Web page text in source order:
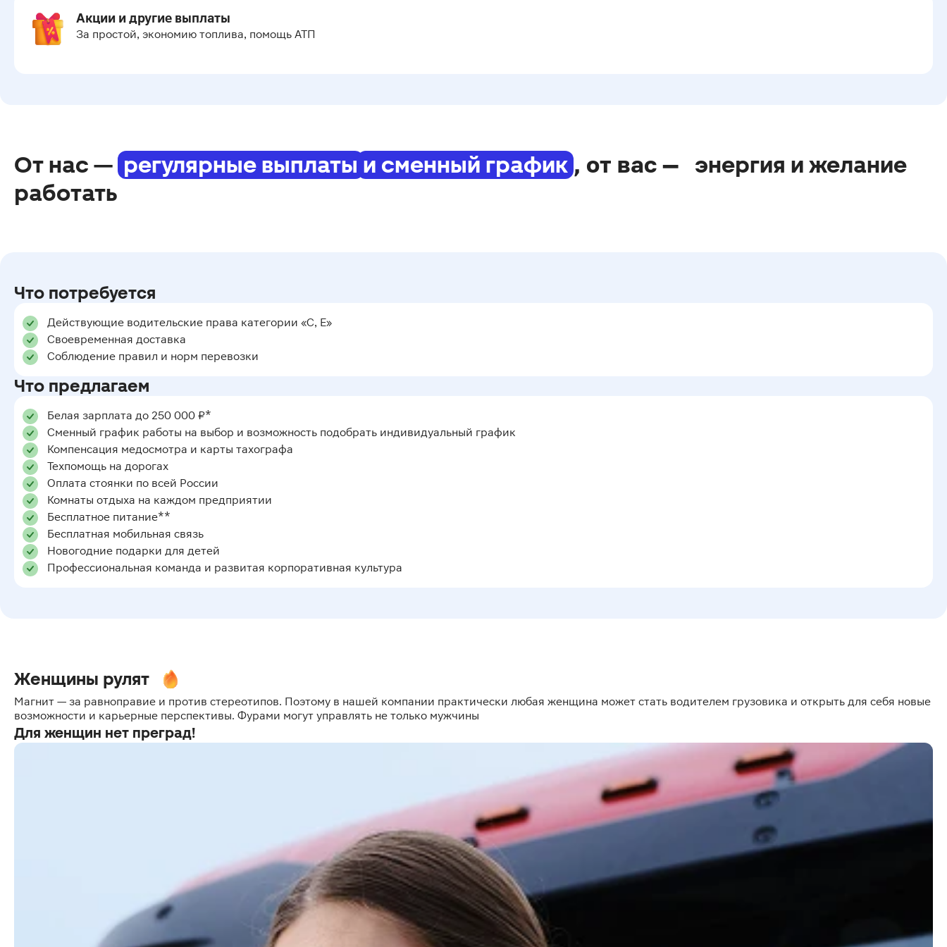
Акции и другие выплаты
За простой, экономию топлива, помощь АТП
От нас — регулярные выплаты и сменный график , от вас —
энергия и желание
работать
Что потребуется
Действующие водительские права категории «С, Е»
Своевременная доставка
Соблюдение правил и норм перевозки
Что предлагаем
Белая зарплата до 250 000 ₽*
Сменный график работы на выбор и возможность подобрать индивидуальный график
Компенсация медосмотра и карты тахографа
Техпомощь на дорогах
Оплата стоянки по всей России
Комнаты отдыха на каждом предприятии
Бесплатное питание**
Бесплатная мобильная связь
Новогодние подарки для детей
Профессиональная команда и развитая корпоративная культура
Женщины рулят
Магнит — за равноправие и против стереотипов. Поэтому в нашей компании практически любая женщина может стать водителем грузовика и открыть для себя новые
возможности и карьерные перспективы. Фурами могут управлять не только мужчины
Для женщин нет преград!